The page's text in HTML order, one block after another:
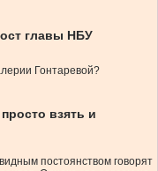
главы НБУ
Гонтаревой?
взять и
постоянством говорят